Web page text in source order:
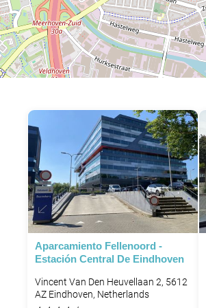
Aparcamiento Fellenoord -
Estación Central De Eindhoven
Vincent Van Den Heuvellaan 2, 5612
AZ Eindhoven, Netherlands